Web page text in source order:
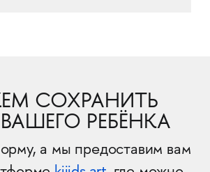
СОХРАНИТЬ
РЕБЁНКА
а мы предоставим вам